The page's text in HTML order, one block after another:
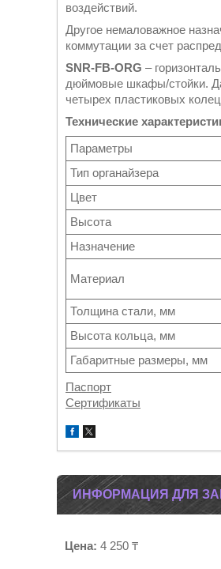
воздействий.
Другое немаловажное
коммутации за счет
SNR-FB-ORG –
дюймовые шкафы/стойки.
четырех пластиковых
Технические
Параметры
Тип органайзера
Цвет
Высота
Назначение
Материал
Толщина стали, мм
Высота кольца, мм
Габаритные размеры, мм
Паспорт
Сертификаты
ИНФОРМАЦИЯ ДЛЯ
Цена: 4 250 ₸